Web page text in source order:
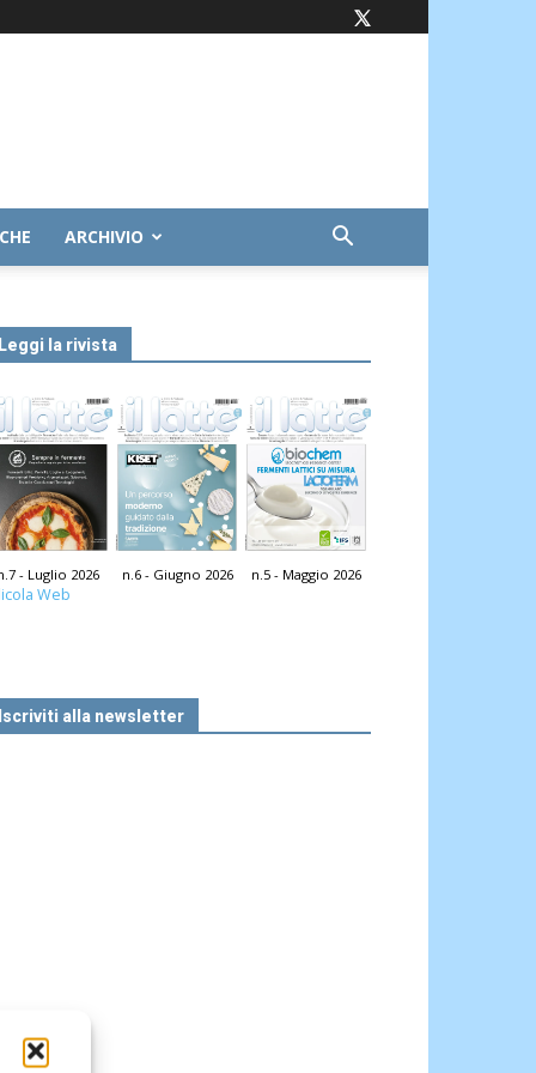
ARCHIVIO
Leggi la rivista
- Luglio 2026 n.6 - Giugno 2026 n.5 - Maggio 2026
Web
Iscriviti alla newsletter